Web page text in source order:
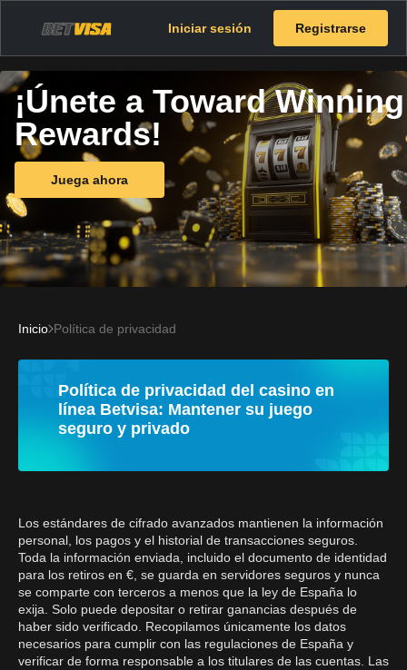
Iniciar sesión Registrarse
¡Únete a Toward Winning
Rewards!
Juega ahora
Inicio Política de privacidad
Política de privacidad del casino en
línea Betvisa: Mantener su juego
seguro y privado
Los estándares de cifrado avanzados mantienen la información
personal, los pagos y el historial de transacciones seguros.
Toda la información enviada, incluido el documento de identidad
para los retiros en €, se guarda en servidores seguros y nunca
se comparte con terceros a menos que la ley de España lo
exija. Solo puede depositar o retirar ganancias después de
haber sido verificado. Recopilamos únicamente los datos
necesarios para cumplir con las regulaciones de España y
verificar de forma responsable a los titulares de las cuentas. Las